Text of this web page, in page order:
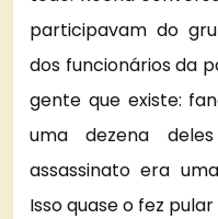
participavam do
dos funcionários da
gente que existe:
uma dezena
assassinato era
Isso quase o fez